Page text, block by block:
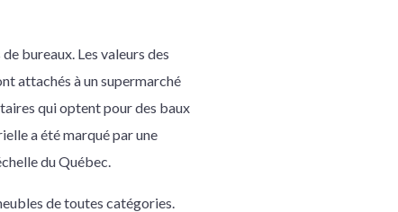
bureaux. Les valeurs des
attachés à un supermarché
qui optent pour des baux
a été marqué par une
du Québec.
de toutes catégories.